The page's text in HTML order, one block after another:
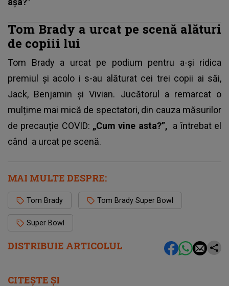
DISTRIBUIE ARTICOLUL
Tom Brady a urcat pe scenă alături
de copiii lui
Tom Brady a urcat pe podium pentru a-și ridica
premiul și acolo i s-au alăturat cei trei copii ai săi,
Jack, Benjamin și Vivian. Jucătorul a remarcat o
mulțime mai mică de spectatori, din cauza măsurilor
de precauție COVID: „Cum vine asta?”, a întrebat el
când a urcat pe scenă.
MAI MULTE DESPRE:
Tom Brady Tom Brady Super Bowl
Super Bowl
CITEȘTE ȘI